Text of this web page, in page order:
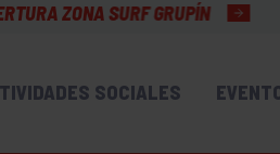
HORARIO VERANO
SOCIALES